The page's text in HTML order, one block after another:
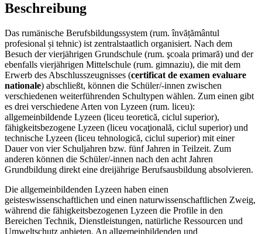
Beschreibung
Das rumänische Berufsbildungssystem (rum. învățământul
profesional și tehnic) ist zentralstaatlich organisiert. Nach dem
Besuch der vierjährigen Grundschule (rum. şcoala primară) und der
ebenfalls vierjährigen Mittelschule (rum. gimnaziu), die mit dem
Erwerb des Abschlusszeugnisses (certificat de examen evaluare
nationale) abschließt, können die Schüler/-innen zwischen
verschiedenen weiterführenden Schultypen wählen. Zum einen gibt
es drei verschiedene Arten von Lyzeen (rum. liceu):
allgemeinbildende Lyzeen (liceu teoretică, ciclul superior),
fähigkeitsbezogene Lyzeen (liceu vocaţională, ciclul superior) und
technische Lyzeen (liceu tehnologică, ciclul superior) mit einer
Dauer von vier Schuljahren bzw. fünf Jahren in Teilzeit. Zum
anderen können die Schüler/-innen nach den acht Jahren
Grundbildung direkt eine dreijährige Berufsausbildung absolvieren.
Die allgemeinbildenden Lyzeen haben einen
geisteswissenschaftlichen und einen naturwissenschaftlichen Zweig,
während die fähigkeitsbezogenen Lyzeen die Profile in den
Bereichen Technik, Dienstleistungen, natürliche Ressourcen und
Umweltschutz anbieten. An allgemeinbildenden und